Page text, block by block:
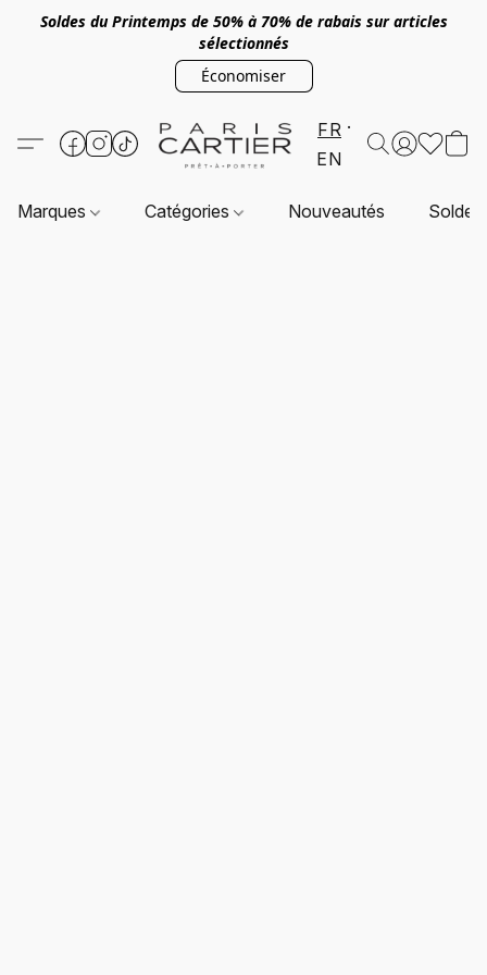
Soldes du Printemps de 50% à 70% de rabais sur articles
sélectionnés
Économiser
FR
EN
Marques Catégories Nouveautés Soldes